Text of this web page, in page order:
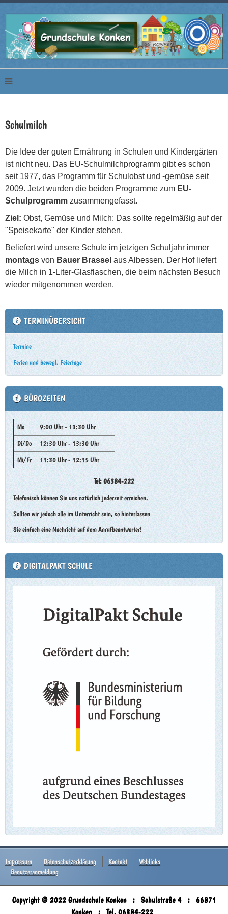
Schulmilch
Die Idee der guten Ernährung in Schulen und Kindergärten
ist nicht neu. Das EU-Schulmilchprogramm gibt es schon
seit 1977, das Programm für Schulobst und -gemüse seit
2009. Jetzt wurden die beiden Programme zum EU-
Schulprogramm zusammengefasst.
Ziel: Obst, Gemüse und Milch: Das sollte regelmäßig auf der
"Speisekarte" der Kinder stehen.
Beliefert wird unsere Schule im jetzigen Schuljahr immer
montags von Bauer Brassel aus Albessen. Der Hof liefert
die Milch in 1-Liter-Glasflaschen, die beim nächsten Besuch
wieder mitgenommen werden.
TERMINÜBERSICHT
Termine
Ferien und bewegl. Feiertage
BÜROZEITEN
Mo
9:00 Uhr - 13:30 Uhr
Di/Do
12:30 Uhr - 13:30 Uhr
Mi/Fr
11:30 Uhr - 12:15 Uhr
Tel: 06384-222
Telefonisch können Sie uns natürlich jederzeit erreichen.
Sollten wir jedoch alle im Unterricht sein, so hinterlassen
Sie einfach eine Nachricht auf dem Anrufbeantworter!
DIGITALPAKT SCHULE
Impressum Datenschutzerklärung Kontakt
Weblinks
Benutzeranmeldung
Copyright © 2022 Grundschule Konken : Schulstraße 4 : 66871
Konken : Tel. 06384-222